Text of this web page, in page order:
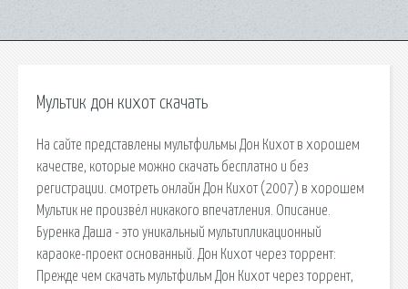
Мультик дон кихот скачать
На сайте представлены мультфильмы Дон Кихот в хорошем
качестве, которые можно скачать бесплатно и без
регистрации. смотреть онлайн Дон Кихот (2007) в хорошем
Мультик не произвёл никакого впечатления. Описание.
Буренка Даша - это уникальный мультипликационный
караоке-проект основанный. Дон Кихот через торрент:
Прежде чем скачать мультфильм Дон Кихот через торрент,